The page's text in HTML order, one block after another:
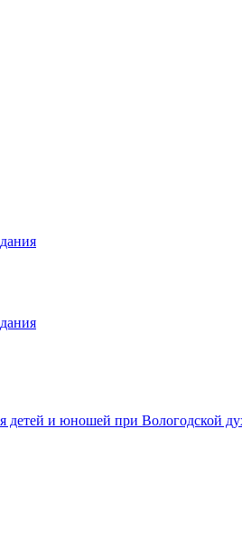
детей и юношей при Вологодской